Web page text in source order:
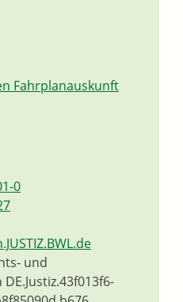
Fahrplanauskunft
0
und
DE.Justiz.43f013f6-